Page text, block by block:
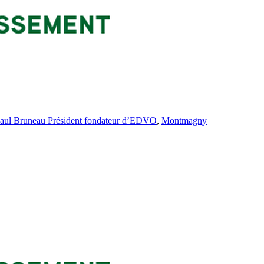
Bruneau Président fondateur d’EDVO, Montmagny